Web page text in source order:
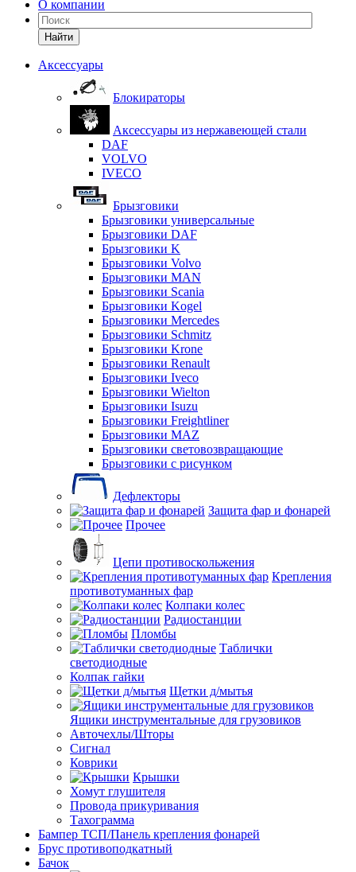
О компании
Найти
Аксессуары
Блокираторы
Аксессуары из нержавеющей стали
DAF
VOLVO
IVECO
Брызговики
Брызговики универсальные
Брызговики DAF
Брызговики K
Брызговики Volvo
Брызговики MAN
Брызговики Scania
Брызговики Kogel
Брызговики Mercedes
Брызговики Schmitz
Брызговики Krone
Брызговики Renault
Брызговики Iveco
Брызговики Wielton
Брызговики Isuzu
Брызговики Freightliner
Брызговики MAZ
Брызговики световозвращающие
Брызговики с рисунком
Дефлекторы
Защита фар и фонарей
Прочее
Цепи противоскольжения
Крепления
противотуманных фар
Колпаки колес
Радиостанции
Пломбы
Таблички
светодиодные
Колпак гайки
Щетки д/мытья
Ящики инструментальные для грузовиков
Авточехлы/Шторы
Сигнал
Коврики
Крышки
Хомут глушителя
Провода прикуривания
Тахограмма
Бампер ТСП/Панель крепления фонарей
Брус противоподкатный
Бачок